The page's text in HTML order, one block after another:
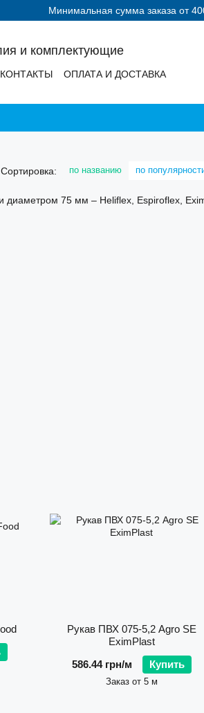
Минимальная сумма заказа от
и комплектующие
КОНТАКТЫ
ОПЛАТА И ДОСТАВКА
Сортировка: по названию по
Рукав ПВХ 075-5,2 Agro SE
EximPlast
586.44 грн/м
Купить
Заказ от 5 м